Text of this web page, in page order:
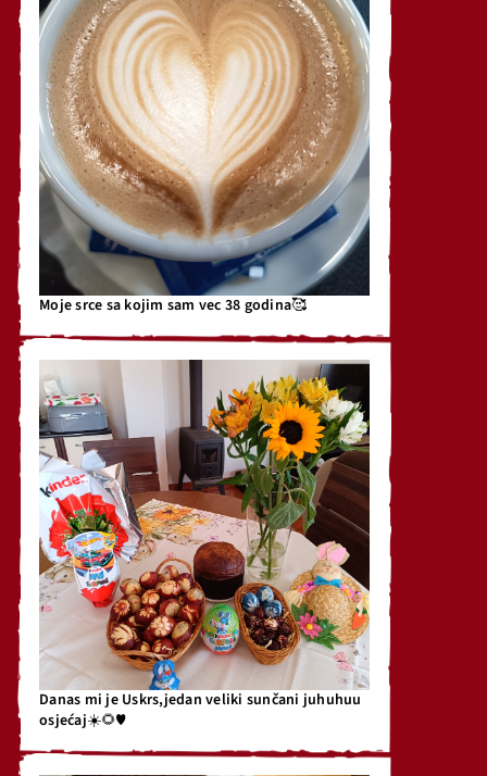
Moje srce sa kojim sam vec 38 godina🥰
Danas mi je Uskrs,jedan veliki sunčani juhuhuu
osjećaj☀️🌻♥️